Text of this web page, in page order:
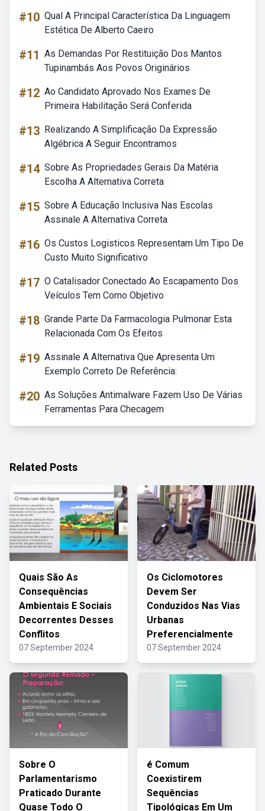
#10 Qual A Principal Característica Da Linguagem
Estética De Alberto Caeiro
#11 As Demandas Por Restituição Dos Mantos
Tupinambás Aos Povos Originários
#12 Ao Candidato Aprovado Nos Exames De
Primeira Habilitação Será Conferida
#13 Realizando A Simplificação Da Expressão
Algébrica A Seguir Encontramos
#14 Sobre As Propriedades Gerais Da Matéria
Escolha A Alternativa Correta
#15 Sobre A Educação Inclusiva Nas Escolas
Assinale A Alternativa Correta
#16 Os Custos Logisticos Representam Um Tipo De
Custo Muito Significativo
#17 O Catalisador Conectado Ao Escapamento Dos
Veículos Tem Como Objetivo
#18 Grande Parte Da Farmacologia Pulmonar Esta
Relacionada Com Os Efeitos
#19 Assinale A Alternativa Que Apresenta Um
Exemplo Correto De Referência:
#20 As Soluções Antimalware Fazem Uso De Várias
Ferramentas Para Checagem
Related Posts
Quais São As
Consequências
Ambientais E Sociais
Decorrentes Desses
Conflitos
07 September 2024
Os Ciclomotores
Devem Ser
Conduzidos Nas Vias
Urbanas
Preferencialmente
07 September 2024
Sobre O
Parlamentarismo
Praticado Durante
Quase Todo O
é Comum
Coexistirem
Sequências
Tipológicas Em Um